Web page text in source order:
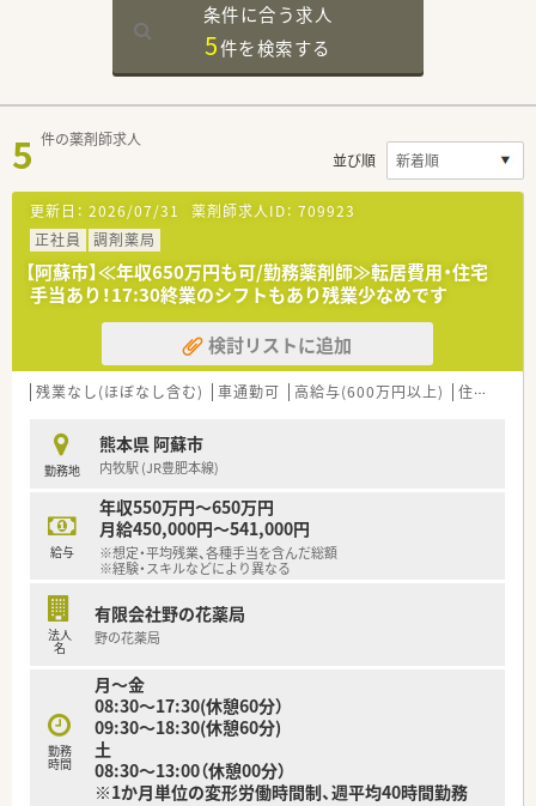
条件に合う求人
5件を検索する
5 件の薬剤師求人
並び順
更新日： 2026/07/31 薬剤師求人ID： 709923
正社員
調剤薬局
【阿蘇市】≪年収650万円も可/勤務薬剤師≫転居費用・住宅
手当あり！17:30終業のシフトもあり残業少なめです
検討リストに追加
残業なし(ほぼなし含む) 車通勤可 高給与(600万円以上) 住宅補助(手当)あり
勤務地
熊本県 阿蘇市
内牧駅 (JR豊肥本線)
給与
年収550万円～650万円
月給450,000円～541,000円
※想定・平均残業、各種手当を含んだ総額
※経験・スキルなどにより異なる
法人
名
有限会社野の花薬局
野の花薬局
勤務
時間
月～金
08:30～17:30(休憩60分）
09:30～18:30(休憩60分)
土
08:30～13:00（休憩00分）
※1か月単位の変形労働時間制、週平均40時間勤務